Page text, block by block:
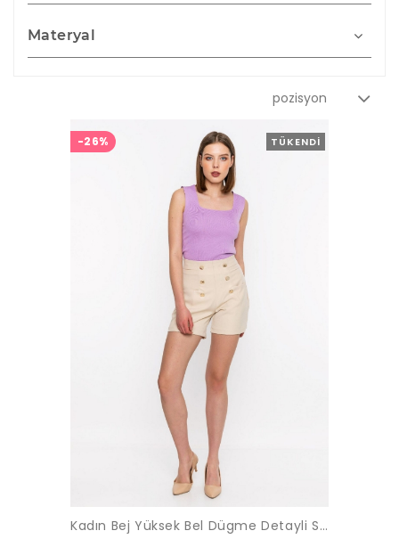
Materyal
TÜKENDI
-26%
Kadın Bej Yüksek Bel Dügme Detayli Sort